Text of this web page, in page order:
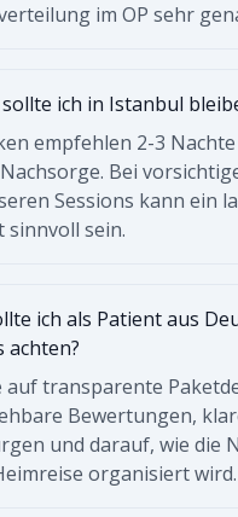
im OP sehr
ich in Istanbul
empfehlen 2-3
Bei
Sessions kann ein
sinnvoll sein.
ich als Patient aus
achten?
auf transparente
Bewertungen,
und darauf, wie die
organisiert wird.